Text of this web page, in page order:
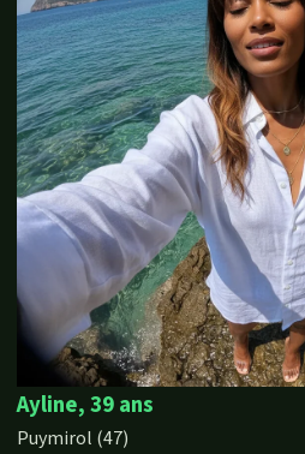
Ayline, 39 ans
Puymirol (47)